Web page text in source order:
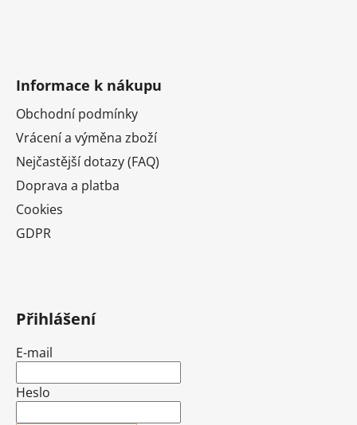
Informace k nákupu
Obchodní podmínky
Vrácení a výměna zboží
Nejčastější dotazy (FAQ)
Doprava a platba
Cookies
GDPR
Přihlášení
E-mail
Heslo